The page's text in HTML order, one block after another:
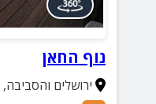
נוף החאן
ירושלים והסביבה,